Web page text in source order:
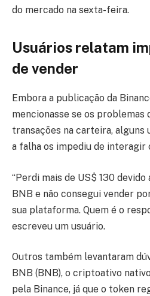
do mercado na sexta-feira.
Usuários relatam
de vender
Embora a publicação da
mencionasse se os problemas
transações na carteira, alguns
a falha os impediu de interagir
“Perdi mais de US$ 130 devido
BNB e não consegui vender
sua plataforma. Quem é o
escreveu um usuário.
Outros também levantaram
BNB (BNB), o criptoativo
pela Binance, já que o token